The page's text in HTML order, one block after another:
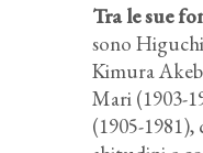
Tra le sue
sono
Kimura
Mari (1903-
(1905-